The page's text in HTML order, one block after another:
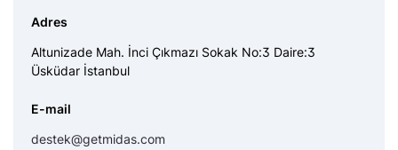
Adres
Altunizade Mah. İnci Çıkmazı Sokak No:3 Daire:3
Üsküdar İstanbul
E-mail
destek@getmidas.com